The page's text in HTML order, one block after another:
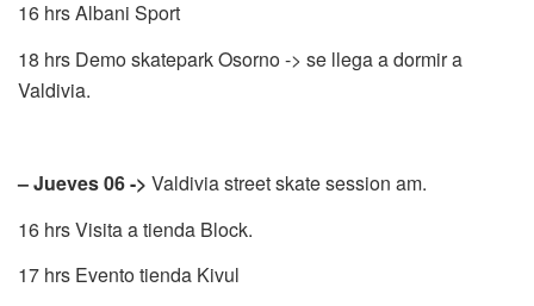
16 hrs Albani Sport
18 hrs Demo skatepark Osorno -> se llega a dormir a
Valdivia.
– Jueves 06 -> Valdivia street skate session am.
16 hrs Visita a tienda Block.
17 hrs Evento tienda Kivul